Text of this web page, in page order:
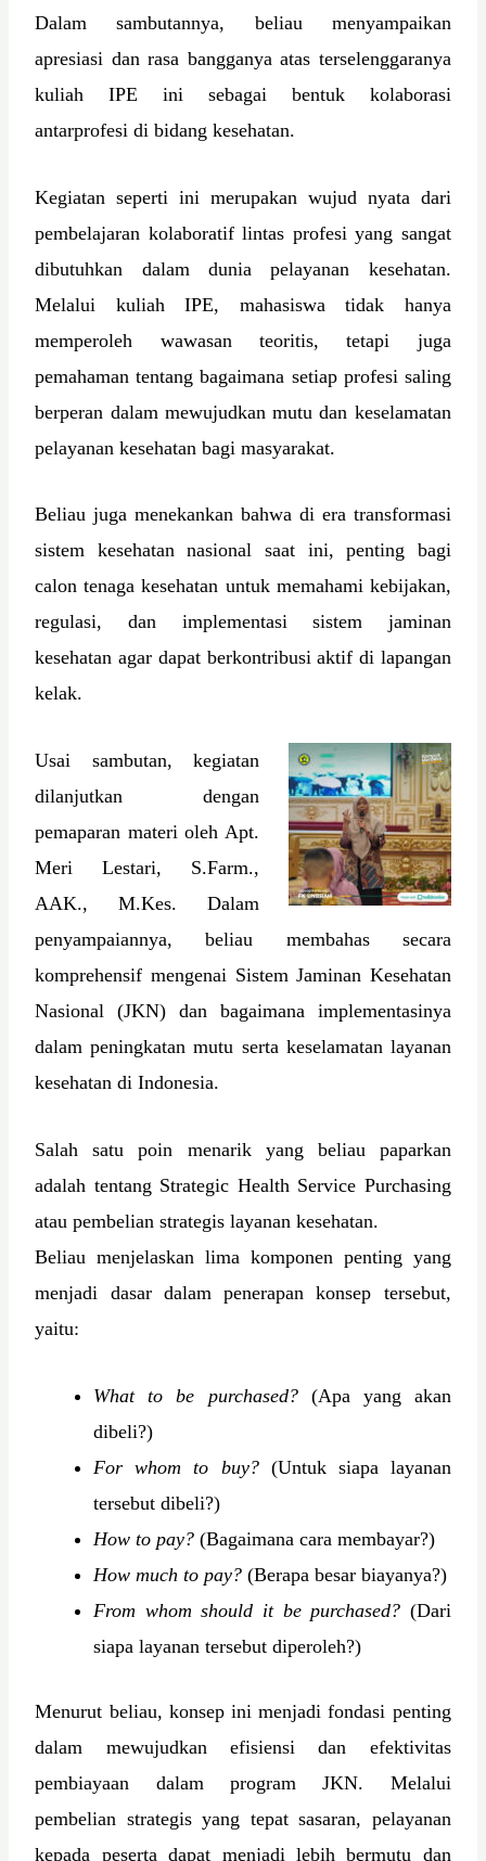
Dalam sambutannya, beliau menyampaikan
apresiasi dan rasa bangganya atas terselenggaranya
kuliah IPE ini sebagai bentuk kolaborasi
antarprofesi di bidang kesehatan.
Kegiatan seperti ini merupakan wujud nyata dari
pembelajaran kolaboratif lintas profesi yang sangat
dibutuhkan dalam dunia pelayanan kesehatan.
Melalui kuliah IPE, mahasiswa tidak hanya
memperoleh wawasan teoritis, tetapi juga
pemahaman tentang bagaimana setiap profesi saling
berperan dalam mewujudkan mutu dan keselamatan
pelayanan kesehatan bagi masyarakat.
Beliau juga menekankan bahwa di era transformasi
sistem kesehatan nasional saat ini, penting bagi
calon tenaga kesehatan untuk memahami kebijakan,
regulasi, dan implementasi sistem jaminan
kesehatan agar dapat berkontribusi aktif di lapangan
kelak.
Usai sambutan, kegiatan
dilanjutkan dengan
pemaparan materi oleh Apt.
Meri Lestari, S.Farm.,
AAK., M.Kes. Dalam
penyampaiannya, beliau membahas secara
komprehensif mengenai Sistem Jaminan Kesehatan
Nasional (JKN) dan bagaimana implementasinya
dalam peningkatan mutu serta keselamatan layanan
kesehatan di Indonesia.
Salah satu poin menarik yang beliau paparkan
adalah tentang Strategic Health Service Purchasing
atau pembelian strategis layanan kesehatan.
Beliau menjelaskan lima komponen penting yang
menjadi dasar dalam penerapan konsep tersebut,
yaitu:
What to be purchased?(Apa yang akan
dibeli?)
For whom to buy?(Untuk siapa layanan
tersebut dibeli?)
How to pay? (Bagaimana cara membayar?)
How much to pay? (Berapa besar biayanya?)
From whom should it be purchased? (Dari
siapa layanan tersebut diperoleh?)
Menurut beliau, konsep ini menjadi fondasi penting
dalam mewujudkan efisiensi dan efektivitas
pembiayaan dalam program JKN. Melalui
pembelian strategis yang tepat sasaran, pelayanan
kepada peserta dapat menjadi lebih bermutu dan